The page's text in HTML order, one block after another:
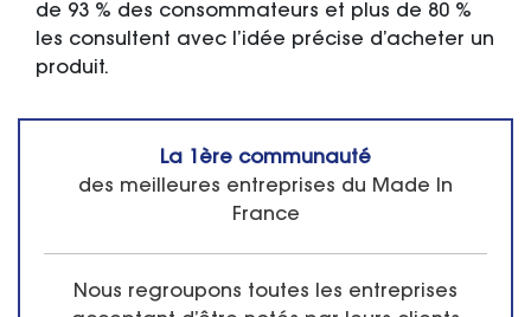
de 93 % des consommateurs et plus de 80 %
les consultent avec l’idée précise d’acheter un
produit.
La 1ère communauté
des meilleures entreprises du Made In
France
Nous regroupons toutes les entreprises